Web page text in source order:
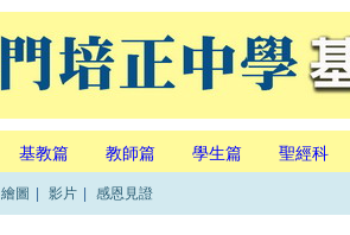
基教篇 教師篇 學生篇 聖經科
繪圖 影片 感恩見證